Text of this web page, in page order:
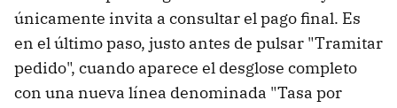
únicamente invita a consultar el pago final. Es
en el último paso, justo antes de pulsar "Tramitar
pedido", cuando aparece el desglose completo
con una nueva línea denominada "Tasa por